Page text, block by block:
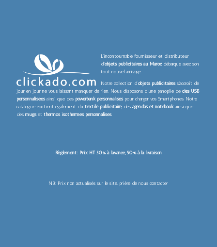
L’incontournable fournisseur et distributeur
d’objets publicitaires au Marocdébarque avec son
tout nouvel arrivage.
Notre collection d’objets publicitairess’accroît de
jour en jour ne vous laissant manquer de rien. Nous disposons d’une panoplie de clés USB
personnaliséesainsi que des powerbank personnaliséspour charger vos Smartphones. Notre
catalogue contient également du textile publicitaire, des agendas et notebookainsi que
des mugset thermos isothermes personnalisés.
Règlement: Prix HT 50% à l’avance, 50% à la livraison
NB: Prix non actualisés sur le site. prière de nous contacter